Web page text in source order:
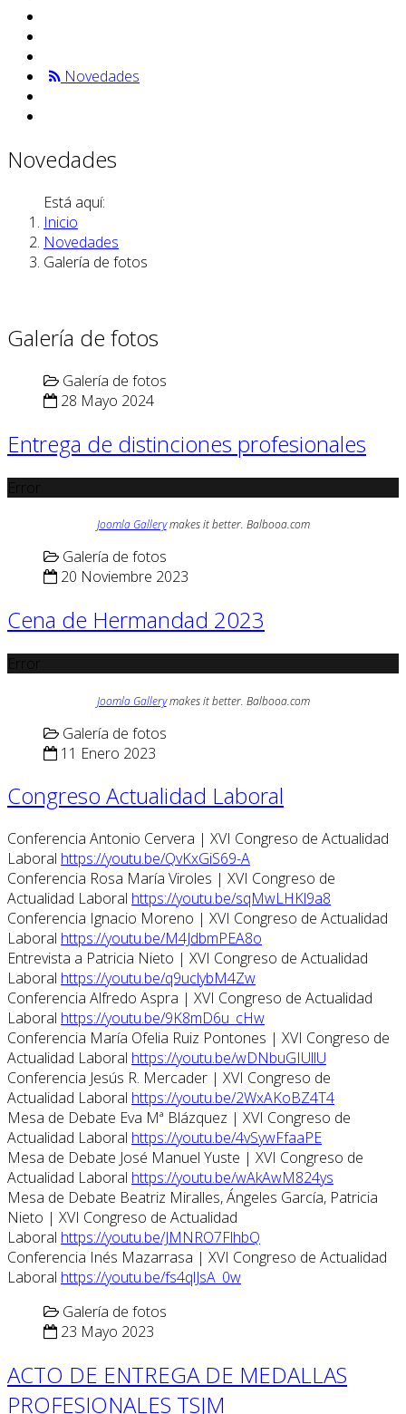
Novedades
Novedades
Está aquí:
Inicio
Novedades
Galería de fotos
Galería de fotos
Galería de fotos
28 Mayo 2024
Entrega de distinciones profesionales
Joomla Gallerymakes it better. Balbooa.com
Galería de fotos
20 Noviembre 2023
Cena de Hermandad 2023
Joomla Gallerymakes it better. Balbooa.com
Galería de fotos
11 Enero 2023
Congreso Actualidad Laboral
Conferencia Antonio Cervera | XVI Congreso de Actualidad
Laboral https://youtu.be/QvKxGiS69-A
Conferencia Rosa María Viroles | XVI Congreso de
Actualidad Laboral https://youtu.be/sqMwLHKl9a8
Conferencia Ignacio Moreno | XVI Congreso de Actualidad
Laboral https://youtu.be/M4JdbmPEA8o
Entrevista a Patricia Nieto | XVI Congreso de Actualidad
Laboral https://youtu.be/q9uclybM4Zw
Conferencia Alfredo Aspra | XVI Congreso de Actualidad
Laboral https://youtu.be/9K8mD6u_cHw
Conferencia María Ofelia Ruiz Pontones | XVI Congreso de
Actualidad Laboral https://youtu.be/wDNbuGIUllU
Conferencia Jesús R. Mercader | XVI Congreso de
Actualidad Laboral https://youtu.be/2WxAKoBZ4T4
Mesa de Debate Eva Mª Blázquez | XVI Congreso de
Actualidad Laboral https://youtu.be/4vSywFfaaPE
Mesa de Debate José Manuel Yuste | XVI Congreso de
Actualidad Laboral https://youtu.be/wAkAwM824ys
Mesa de Debate Beatriz Miralles, Ángeles García, Patricia
Nieto | XVI Congreso de Actualidad
Laboral https://youtu.be/JMNRO7FlhbQ
Conferencia Inés Mazarrasa | XVI Congreso de Actualidad
Laboral https://youtu.be/fs4qlJsA_0w
Galería de fotos
23 Mayo 2023
ACTO DE ENTREGA DE MEDALLAS
PROFESIONALES TSJM